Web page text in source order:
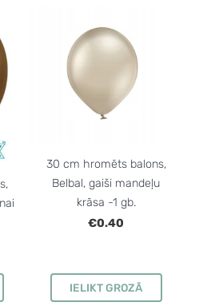
30 cm hromēts balons,
Belbal, gaiši mandeļu
krāsa -1 gb.
€0.40
IELIKT GROZĀ